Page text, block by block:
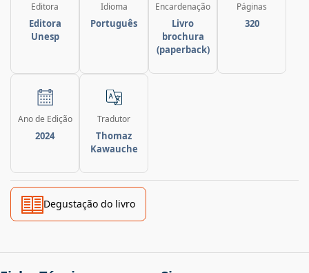
Editora
Editora
Unesp
Idioma
Português
Encardenação
Livro
brochura
(paperback)
Páginas
320
Ano de Edição
2024
Tradutor
Thomaz
Kawauche
Degustação do livro